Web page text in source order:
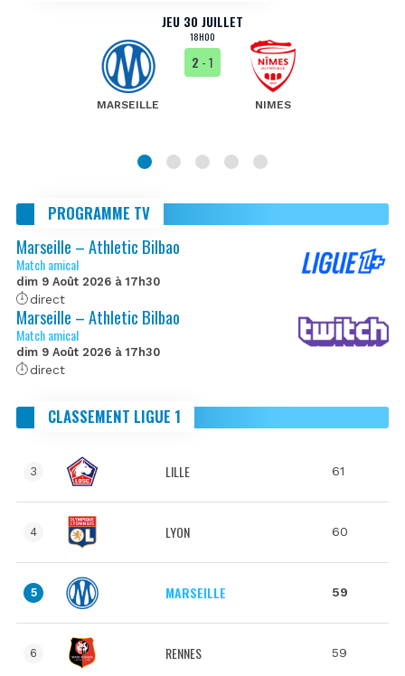
JEU 30 JUILLET
18H00
MARSEILLE
2 - 1
NIMES
PROGRAMME TV
Marseille – Athletic Bilbao
Match amical
dim 9 Août 2026 à 17h30
direct
Marseille – Athletic Bilbao
Match amical
dim 9 Août 2026 à 17h30
direct
CLASSEMENT LIGUE 1
3 LILLE 61
4 LYON 60
5 MARSEILLE 59
6 RENNES 59